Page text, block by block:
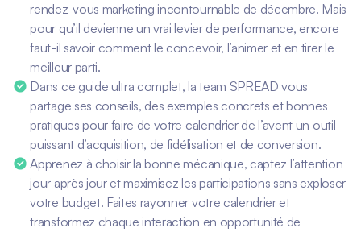
rendez-vous marketing incontournable de décembre. Mais
pour qu’il devienne un vrai levier de performance, encore
faut-il savoir comment le concevoir, l’animer et en tirer le
meilleur parti.
Dans ce guide ultra complet, la team SPREAD vous
partage ses conseils, des exemples concrets et bonnes
pratiques pour faire de votre calendrier de l’avent un outil
puissant d’acquisition, de fidélisation et de conversion.
Apprenez à choisir la bonne mécanique, captez l’attention
jour après jour et maximisez les participations sans exploser
votre budget. Faites rayonner votre calendrier et
transformez chaque interaction en opportunité de